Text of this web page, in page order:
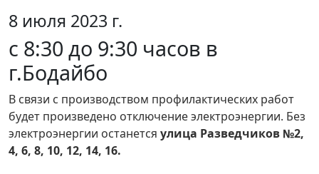
8 июля 2023 г.
с 8:30 до 9:30 часов в
г.Бодайбо
В связи с производством профилактических работ
будет произведено отключение электроэнергии. Без
электроэнергии останется улица Разведчиков №2,
4, 6, 8, 10, 12, 14, 16.